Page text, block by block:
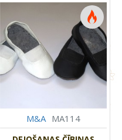
M&A MA114